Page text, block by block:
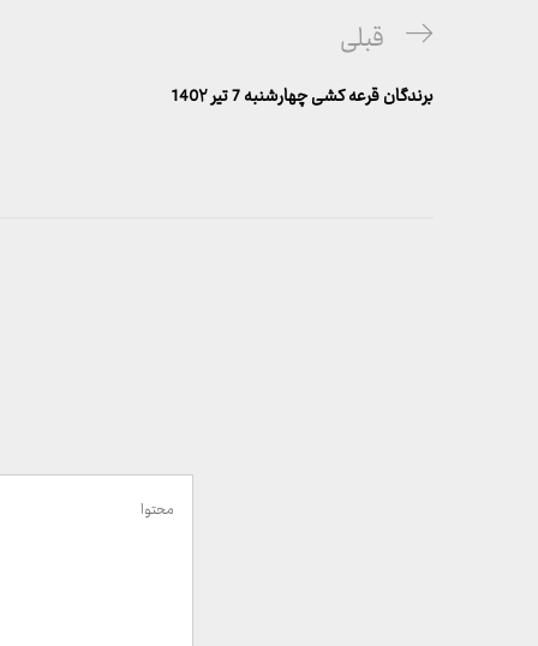
راهبری
نوشته
پست
قبلی
قبلی
برندگان قرعه کشی چهارشنبه 7 تیر 140۲